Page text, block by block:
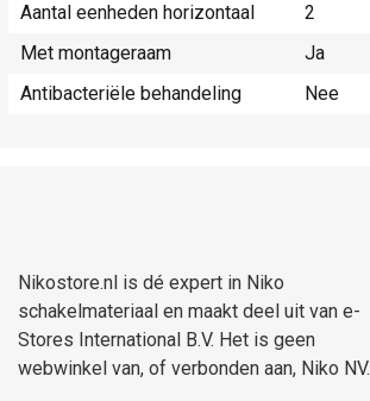
Aantal eenheden horizontaal
2
Met montageraam
Ja
Antibacteriële behandeling
Nee
Nikostore.nl is dé expert in Niko
schakelmateriaal en maakt deel uit van e-
Stores International B.V. Het is geen
webwinkel van, of verbonden aan, Niko NV.